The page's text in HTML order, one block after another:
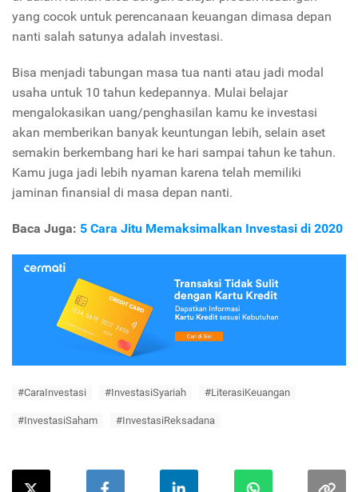
yang cocok untuk perencanaan keuangan dimasa depan
nanti salah satunya adalah investasi.
Bisa menjadi tabungan masa tua nanti atau jadi modal
usaha untuk 10 tahun kedepannya. Mulai belajar
mengalokasikan uang/penghasilan kamu ke investasi
akan memberikan banyak keuntungan lebih, selain aset
semakin berkembang hari ke hari sampai tahun ke tahun.
Kamu juga jadi lebih nyaman karena telah memiliki
jaminan finansial di masa depan nanti.
Baca Juga: 5 Cara Jitu Memaksimalkan Investasi di 2020
#CaraInvestasi #InvestasiSyariah #LiterasiKeuangan
#InvestasiSaham #InvestasiReksadana